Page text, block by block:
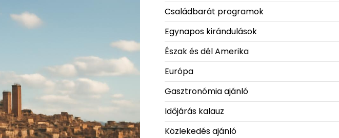
Családbarát programok
Egynapos kirándulások
Észak és dél Amerika
Európa
Gasztronómia ajánló
Időjárás kalauz
Közlekedés ajánló